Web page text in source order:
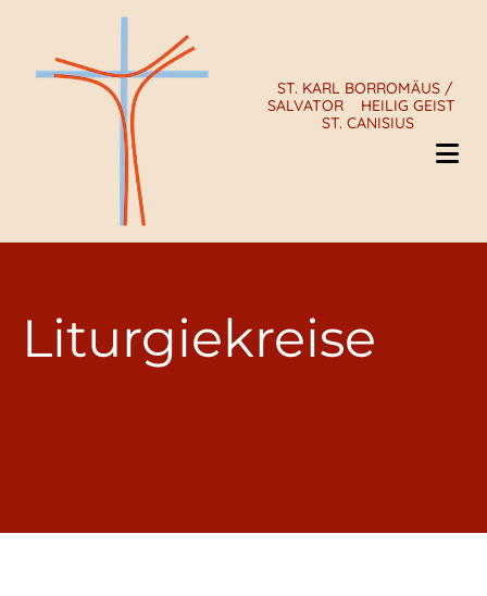
ST. KARL BORROMÄUS /
SALVATOR
HEILIG GEIST
ST. CANISIUS
Liturgiekreise